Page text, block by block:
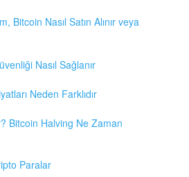
Bitcoin Nasıl Satın Alınır veya
Nasıl Sağlanır
Neden Farklıdır
Bitcoin Halving Ne Zaman
Paralar